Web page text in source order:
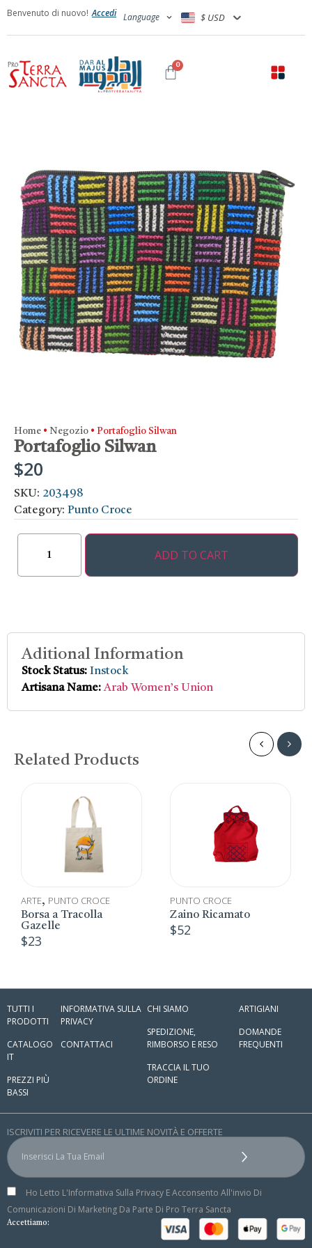
Benvenuto di nuovo! Accedi Language $ USD
0
Home • Negozio • Portafoglio Silwan
Portafoglio Silwan
$20
SKU: 203498
Category: Punto Croce
ADD TO CART
Aditional Information
Stock Status: Instock
Artisana Name:Arab Women’s Union
Related Products
ARTE, PUNTO CROCE
Borsa a Tracolla
Gazelle
23
PUNTO CROCE
Zaino Ricamato
52
ISCRIVITI PER RICEVERE LE ULTIME NOVITÀ E OFFERTE
Ho Letto L'Informativa Sulla Privacy E Acconsento All'invio Di
Comunicazioni Di Marketing Da Parte Di Pro Terra Sancta
Accettiamo:
TUTTI I
PRODOTTI
CATALOGO
IT
PREZZI PIÙ
BASSI
INFORMATIVA SULLA
PRIVACY
CONTATTACI
CHI SIAMO
SPEDIZIONE,
RIMBORSO E RESO
TRACCIA IL TUO
ORDINE
ARTIGIANI
DOMANDE
FREQUENTI